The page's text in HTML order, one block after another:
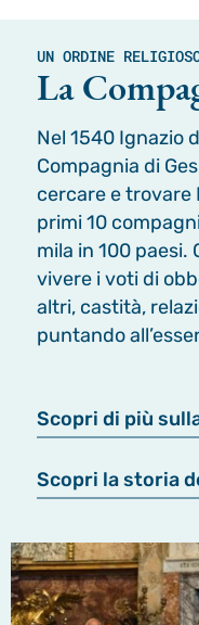
UN ORDINE
La
Nel 1540 Ignazio
Compagnia di
cercare e trovare
primi 10
mila in 100 paesi.
vivere i voti di
altri, castità,
puntando
Scopri di più
Scopri la storia